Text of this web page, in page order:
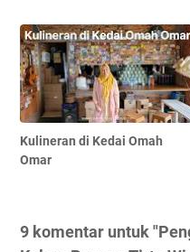
Kulineran di Kedai Omah
Omar
9 komentar untuk